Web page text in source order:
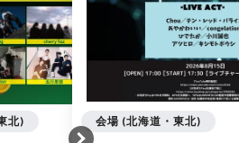
北) 会場 (北海道・東北)